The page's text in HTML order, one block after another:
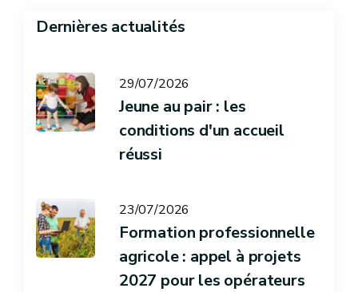
Dernières actualités
29/07/2026
Jeune au pair : les
conditions d'un accueil
réussi
23/07/2026
Formation professionnelle
agricole : appel à projets
2027 pour les opérateurs